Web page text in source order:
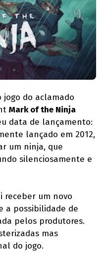
jogo do aclamado
Mark of the Ninja
data de lançamento:
lançado em 2012,
um ninja, que
silenciosamente e
receber um novo
a possibilidade de
pelos produtores.
mas
do jogo.